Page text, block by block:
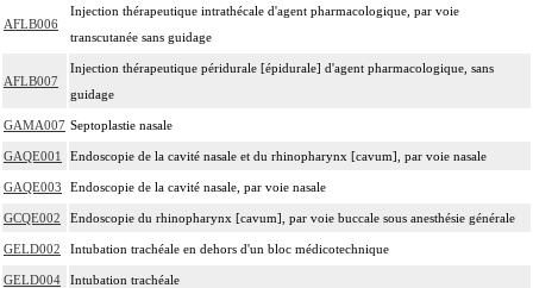
AFLB006
Injection thérapeutique intrathécale d'agent pharmacologique, par voie
transcutanée sans guidage
AFLB007
Injection thérapeutique péridurale [épidurale] d'agent pharmacologique, sans
guidage
GAMA007 Septoplastie nasale
GAQE001 Endoscopie de la cavité nasale et du rhinopharynx [cavum], par voie nasale
GAQE003 Endoscopie de la cavité nasale, par voie nasale
GCQE002 Endoscopie du rhinopharynx [cavum], par voie buccale sous anesthésie générale
GELD002 Intubation trachéale en dehors d'un bloc médicotechnique
GELD004 Intubation trachéale